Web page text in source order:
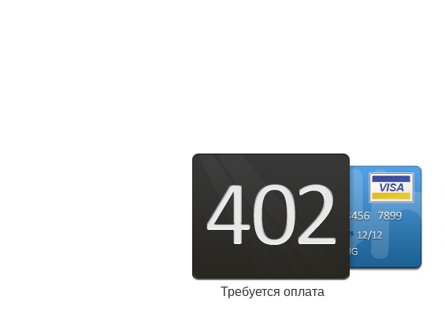
Требуется оплата